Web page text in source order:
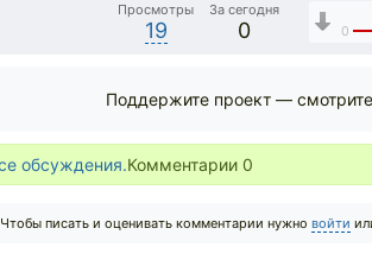
Просмотры
19
За сегодня
0 0
Поддержите проект —
обсуждения.Комментарии 0
Чтобы писать и оценивать комментарии нужно войти